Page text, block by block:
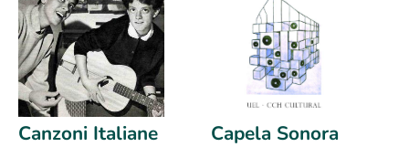
Canzoni Italiane Capela Sonora